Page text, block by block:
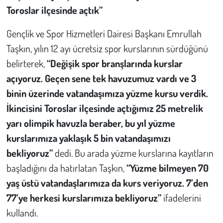
Toroslar ilçesinde açtık”
Gençlik ve Spor Hizmetleri Dairesi Başkanı Emrullah
Taşkın, yılın 12 ayı ücretsiz spor kurslarının sürdüğünü
belirterek,“Değişik spor branşlarında kurslar
açıyoruz. Geçen sene tek havuzumuz vardı ve 3
binin üzerinde vatandaşımıza yüzme kursu verdik.
İkincisini Toroslar ilçesinde açtığımız 25 metrelik
yarı olimpik havuzla beraber, bu yıl yüzme
kurslarımıza yaklaşık 5 bin vatandaşımızı
bekliyoruz”dedi. Bu arada yüzme kurslarına kayıtların
başladığını da hatırlatan Taşkın,“Yüzme bilmeyen 70
yaş üstü vatandaşlarımıza da kurs veriyoruz. 7’den
77’ye herkesi kurslarımıza bekliyoruz”ifadelerini
kullandı.